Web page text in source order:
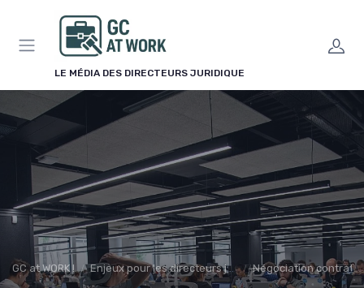
LE MÉDIA DES DIRECTEURS JURIDIQUE
GC at WORK ! Enjeux pour les directeurs juridiques Négociation contrats